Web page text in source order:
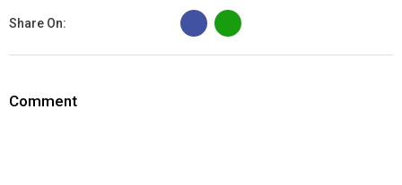
Share On:
B
Comment